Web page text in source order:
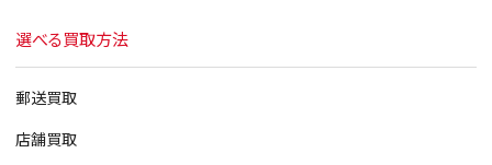
選べる買取方法
郵送買取
店舗買取